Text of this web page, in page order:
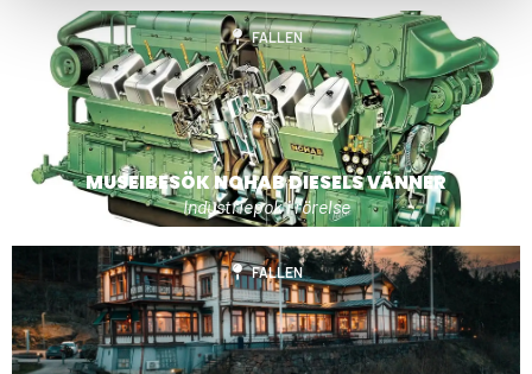
FALLEN
MUSEIBESÖK NOHAB DIESELS VÄNNER
Industriepok i rörelse
FALLEN